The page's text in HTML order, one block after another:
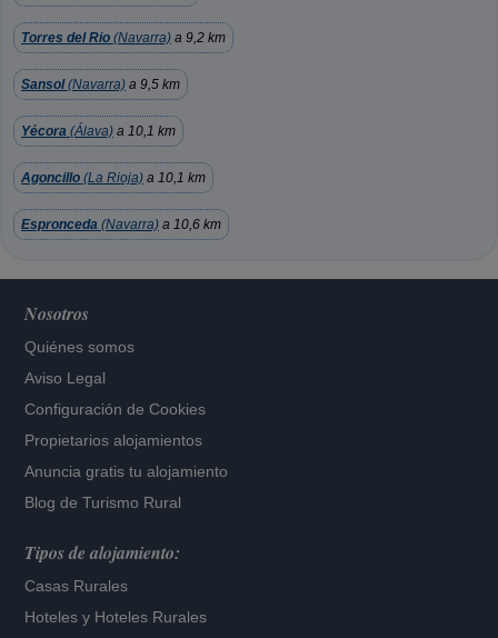
Torres del Rio (Navarra) a 9,2 km
Sansol(Navarra) a 9,5 km
Yécora (Álava) a 10,1 km
Agoncillo (La Rioja) a 10,1 km
Espronceda (Navarra) a 10,6 km
Nosotros
Quiénes somos
Aviso Legal
Configuración de Cookies
Propietarios alojamientos
Anuncia gratis tu alojamiento
Blog de Turismo Rural
Tipos de alojamiento:
Casas Rurales
Hoteles y Hoteles Rurales